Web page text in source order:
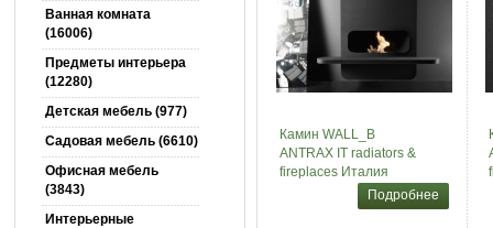
Ванная комната
(16006)
Предметы интерьера
(12280)
Детская мебель (977)
Садовая мебель (6610)
Офисная мебель
(3843)
Интерьерные
Камин WALL_B
ANTRAX IT radiators &
fireplaces Италия
Подробнее